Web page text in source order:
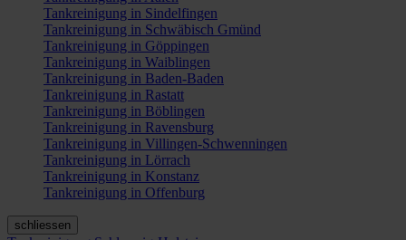
Tankreinigung in Sindelfingen
Tankreinigung in Schwäbisch Gmünd
Tankreinigung in Göppingen
Tankreinigung in Waiblingen
Tankreinigung in Baden-Baden
Tankreinigung in Rastatt
Tankreinigung in Böblingen
Tankreinigung in Ravensburg
Tankreinigung in Villingen-Schwenningen
Tankreinigung in Lörrach
Tankreinigung in Konstanz
Tankreinigung in Offenburg
schliessen